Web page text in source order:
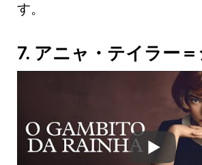
す。
7. アニャ・テイラー